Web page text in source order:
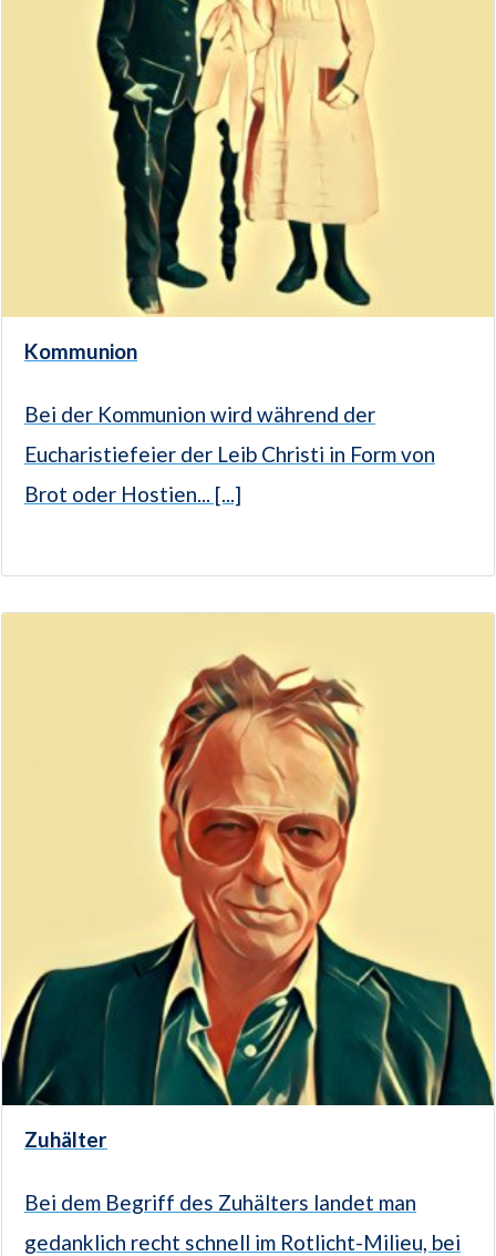
Kommunion
Bei der Kommunion wird während der
Eucharistiefeier der Leib Christi in Form von
Brot oder Hostien... [...]
Zuhälter
Bei dem Begriff des Zuhälters landet man
gedanklich recht schnell im Rotlicht-Milieu, bei